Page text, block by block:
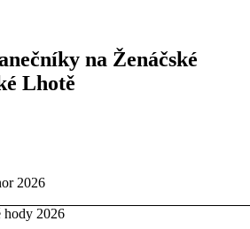
na Ženáčské
Lhotě
2026